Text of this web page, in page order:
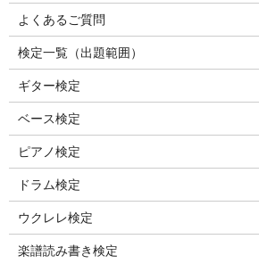
よくあるご質問
検定一覧（出題範囲）
ギター検定
ベース検定
ピアノ検定
ドラム検定
ウクレレ検定
楽譜読み書き検定